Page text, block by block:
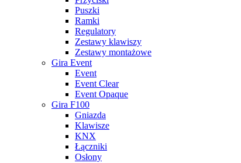
Puszki
Ramki
Regulatory
Zestawy klawiszy
Zestawy montażowe
Gira Event
Event
Event Clear
Event Opaque
Gira F100
Gniazda
Klawisze
KNX
Łączniki
Osłony